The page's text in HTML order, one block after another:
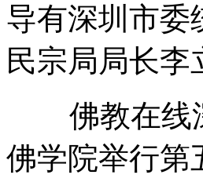
导有深圳市委
民宗局局长
佛教在线深
佛学院举行第